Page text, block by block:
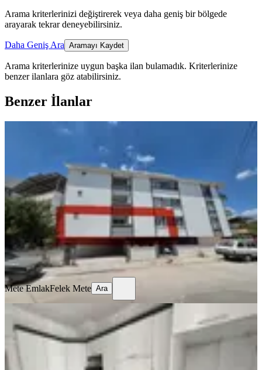
Arama kriterlerinizi değiştirerek veya daha geniş bir bölgede
arayarak tekrar deneyebilirsiniz.
Daha Geniş Ara Aramayı Kaydet
Arama kriterlerinize uygun başka ilan bulamadık. Kriterlerinize
benzer ilanlara göz atabilirsiniz.
Benzer İlanlar
Güzergahında Daire 1+1
Akhisar, Efendi Mahallesi
1+1
50 m²·1. Kat·07.08.2026
15.000 ₺
Mete EmlakFelek Mete
Ara
Mete EmlakFelek Mete Ara
YENİ
Hürriyet Mahallesi'nde 3+1 Ferah
Kiralık Daire
Akhisar, Hürriyet Mahallesi